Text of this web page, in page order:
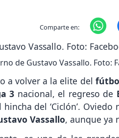
Comparte en:
de Gustavo Vassallo. Foto:
a volver a la elite del
3 nacional, el regreso de
del ‘Ciclón’. Oviedo
Vassallo, aunque ya